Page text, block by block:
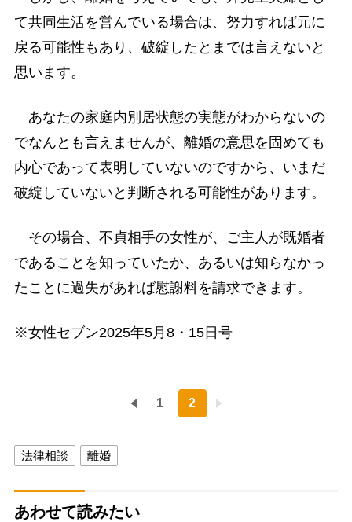
て共同生活を営んでいる場合は、努力すれば元に
戻る可能性もあり、破綻したとまでは言えないと
思います。
あなたの家庭内別居状態の実態がわからないの
でなんとも言えませんが、離婚の意思を固めても
内心であって表明していないのですから、いまだ
破綻していないと判断される可能性があります。
その場合、不貞相手の女性が、ご主人が既婚者
であることを知っていたか、あるいは知らなかっ
たことに過失があれば慰謝料を請求できます。
※女性セブン2025年5月8・15日号
1 2
法律相談 離婚
あわせて読みたい